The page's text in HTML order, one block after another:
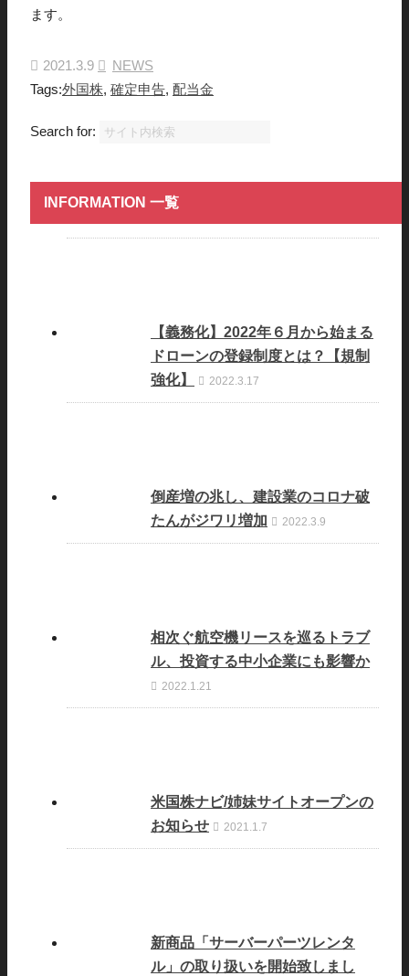
ます。
2021.3.9
NEWS
Tags:外国株, 確定申告, 配当金
Search for:
INFORMATION 一覧
【義務化】2022年６月から始まる
ドローンの登録制度とは？【規制
強化】
2022.3.17
倒産増の兆し、建設業のコロナ破
たんがジワリ増加
2022.3.9
相次ぐ航空機リースを巡るトラブ
ル、投資する中小企業にも影響か
2022.1.21
米国株ナビ/姉妹サイトオープンの
お知らせ
2021.1.7
新商品「サーバーパーツレンタ
ル」の取り扱いを開始致しまし